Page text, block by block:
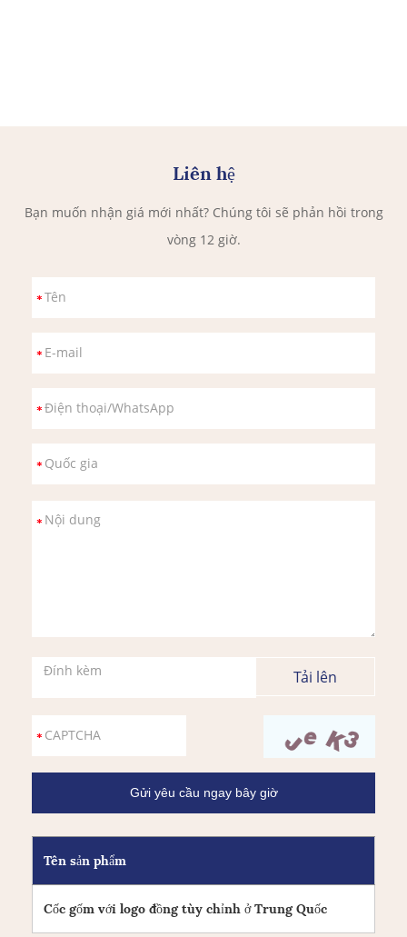
Liên hệ
Bạn muốn nhận giá mới nhất? Chúng tôi sẽ phản hồi trong
vòng 12 giờ.
Đính kèm
Tên sản phẩm
Cốc gốm với logo đồng tùy chỉnh ở Trung Quốc